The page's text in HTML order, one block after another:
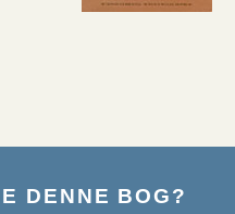
DENNE BOG?